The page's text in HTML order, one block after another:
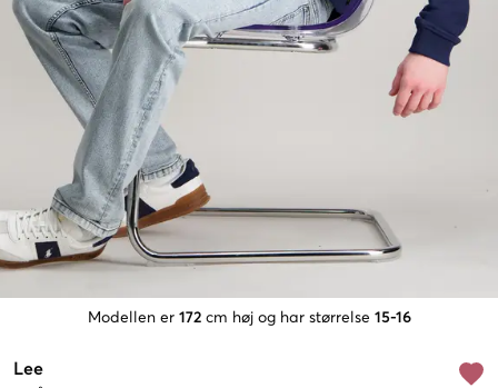
Modellen er 172 cm høj og har størrelse 15-16
Lee